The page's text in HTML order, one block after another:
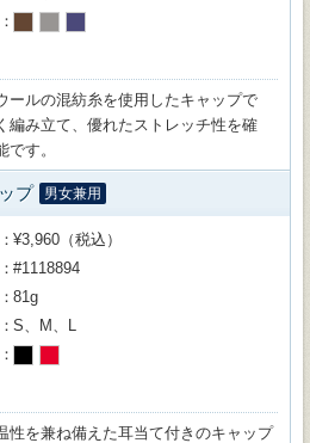
ールの混紡糸を使用したキャップで
編み立て、優れたストレッチ性を確
す。
プ 男女兼用
¥3,960（税込）
#1118894
81g
S、M、L
性を兼ね備えた耳当て付きのキャップ